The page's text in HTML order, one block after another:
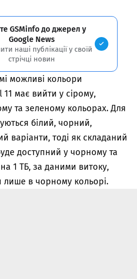
GSMinfo до джерел у
Google News
наші публікації у своїй
стрічці новин
можливі кольори
має вийти у сірому,
та зеленому кольорах. Для
білий, чорний,
варіанти, тоді як складаний
доступний у чорному та
1 ТБ, за даними витоку,
лише в чорному кольорі.